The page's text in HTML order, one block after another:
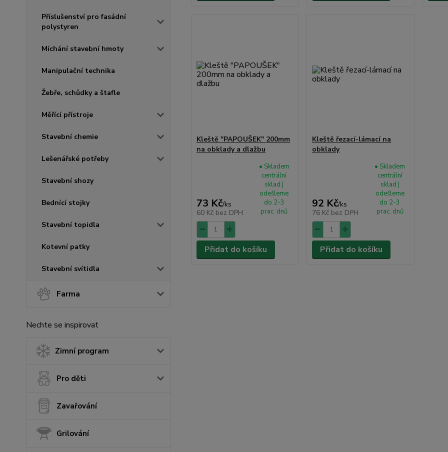
Příslušenství pro fasádní
polystyren
Míchání stavební hmoty
Manipulační technika
Žebře, schůdky a štafle
Měřící přístroje
Stavební chemie
Lešenářské potřeby
Stavební shozy
Bednící stojky
Stavební topidla
Kotevní patky
Stavební svítidla
Farma
Nechte se inspirovat
Zimní program
Pro děti
Zavařování
Grilování
Kleště "PAPOUŠEK" 200mm
na obklady a dlažbu
73 Kč/ks
60 Kč bez DPH
• Skladem
centrální
sklad |
odešleme
do 2-3
prac. dnů
Přidat do košíku
Kleště řezací-lámací na
obklady
92 Kč/ks
76 Kč bez DPH
• Skladem
centrální
sklad |
odešleme
do 2-3
prac. dnů
Přidat do košíku